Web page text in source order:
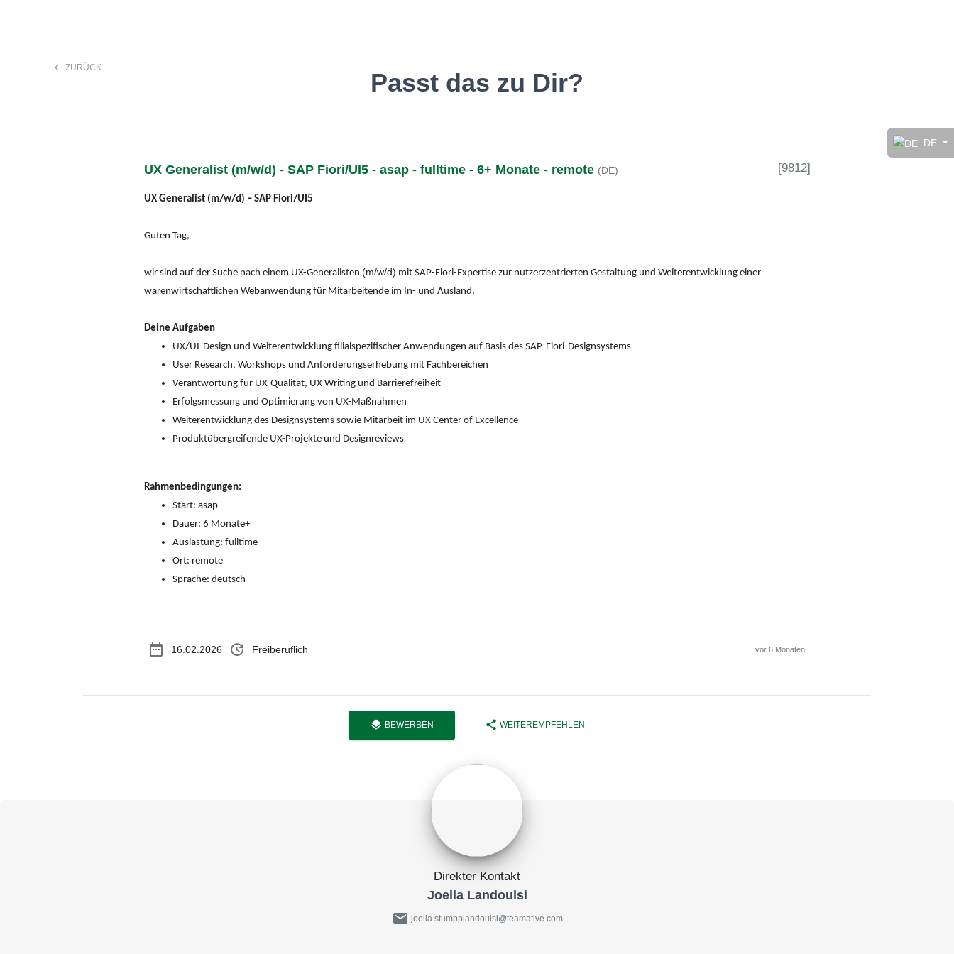
DE
Finde den Job, der Dir gefällt!
keyboard_arrow_left ZURÜCK
Passt das zu Dir?
UX Generalist (m/w/d) - SAP Fiori/UI5 - asap - fulltime - 6+ Monate - remote (DE) [9812]
UX Generalist (m/w/d) – SAP Fiori/UI5
Guten Tag,
wir sind auf der Suche nach einem UX-Generalisten (m/w/d) mit SAP-Fiori-Expertise zur nutzerzentrierten Gestaltung und Weiterentwicklung einer
warenwirtschaftlichen Webanwendung für Mitarbeitende im In- und Ausland.
Deine Aufgaben
UX/UI-Design und Weiterentwicklung filialspezifischer Anwendungen auf Basis des SAP-Fiori-Designsystems
User Research, Workshops und Anforderungserhebung mit Fachbereichen
Verantwortung für UX-Qualität, UX Writing und Barrierefreiheit
Erfolgsmessung und Optimierung von UX-Maßnahmen
Weiterentwicklung des Designsystems sowie Mitarbeit im UX Center of Excellence
Produktübergreifende UX-Projekte und Designreviews
Rahmenbedingungen:
Start: asap
Dauer: 6 Monate+
Auslastung: fulltime
Ort: remote
Sprache: deutsch
date_range 16.02.2026 update Freiberuflich vor 6 Monaten
layers BEWERBEN share WEITEREMPFEHLEN
Direkter Kontakt
Joella Landoulsi
mail joella.stumpplandoulsi@teamative.com